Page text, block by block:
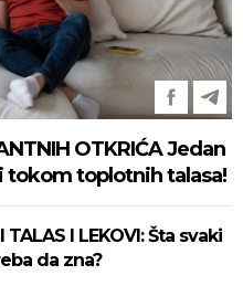
OTKRIĆA Jedan
tokom toplotnih talasa!
TALAS I LEKOVI: Šta svaki
da zna?